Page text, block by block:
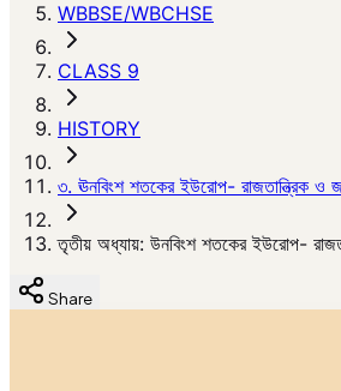
WBBSE/WBCHSE
CLASS 9
HISTORY
৩. ঊনবিংশ শতকের ইউরোপ- রাজতান্ত্রিক ও
তৃতীয় অধ্যায়: উনবিংশ শতকের ইউরোপ-
Share